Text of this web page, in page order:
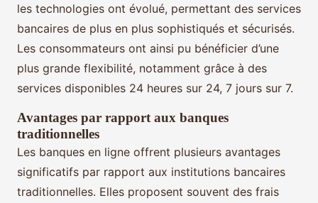
les technologies ont évolué, permettant des services
bancaires de plus en plus sophistiqués et sécurisés.
Les consommateurs ont ainsi pu bénéficier d’une
plus grande flexibilité, notamment grâce à des
services disponibles 24 heures sur 24, 7 jours sur 7.
Avantages par rapport aux banques
traditionnelles
Les banques en ligne offrent plusieurs avantages
significatifs par rapport aux institutions bancaires
traditionnelles. Elles proposent souvent des frais